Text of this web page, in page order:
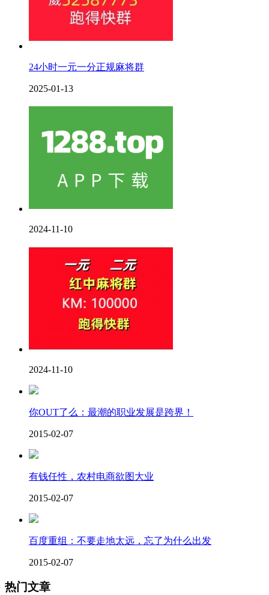
24小时一元一分正规麻将群
2025-01-13
2024-11-10
2024-11-10
你OUT了么：最潮的职业发展是跨界！
2015-02-07
有钱任性，农村电商欲图大业
2015-02-07
百度重组：不要走地太远，忘了为什么出发
2015-02-07
热门文章